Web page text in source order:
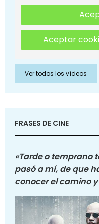
Aceptar
Ver todos los vídeos
FRASES DE CINE
«Tarde o temprano
pasó a mí, de que
conocer el camino y